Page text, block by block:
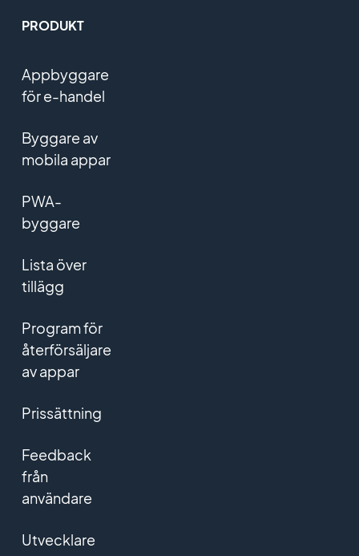
PRODUKT
Appbyggare
för e-handel
Byggare av
mobila appar
PWA-
byggare
Lista över
tillägg
Program för
återförsäljare
av appar
Prissättning
Feedback
från
användare
Utvecklare